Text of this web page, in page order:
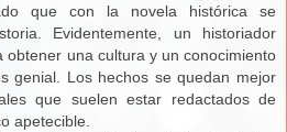
que con la novela histórica se
Evidentemente, un historiador
obtener una cultura y un conocimiento
genial. Los hechos se quedan mejor
que suelen estar redactados de
apetecible.